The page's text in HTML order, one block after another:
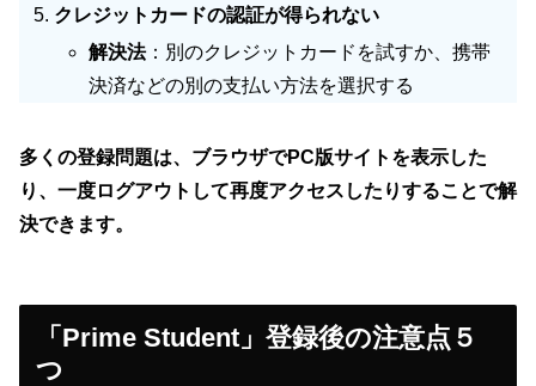
クレジットカードの認証が得られない
解決法：別のクレジットカードを試すか、携帯
決済などの別の支払い方法を選択する
多くの登録問題は、ブラウザでPC版サイトを表示した
り、一度ログアウトして再度アクセスしたりすることで解
決できます。
「Prime Student」登録後の注意点５
つ